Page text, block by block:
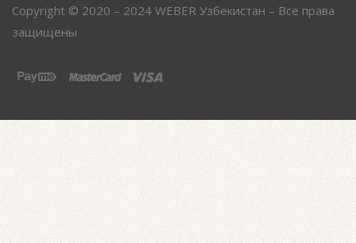
Copyright © 2020 – 2024 WEBER Узбекистан – Все права
защищены